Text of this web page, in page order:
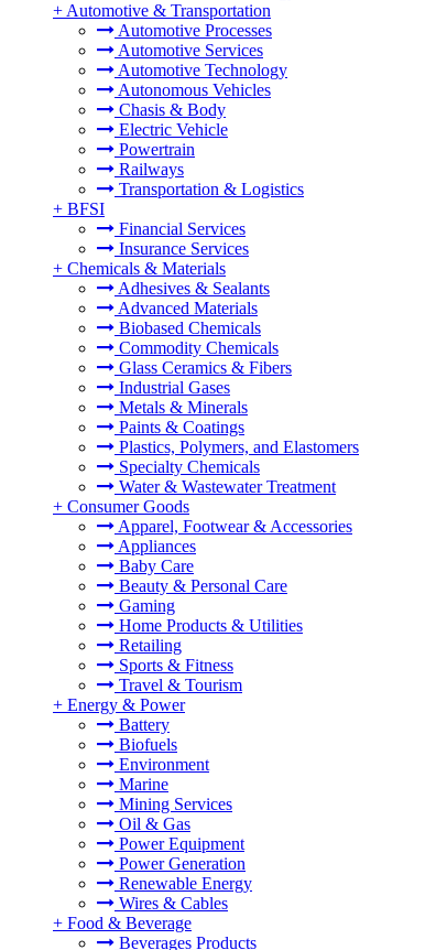
+ Automotive & Transportation
Automotive Processes
Automotive Services
Automotive Technology
Autonomous Vehicles
Chasis & Body
Electric Vehicle
Powertrain
Railways
Transportation & Logistics
+ BFSI
Financial Services
Insurance Services
+ Chemicals & Materials
Adhesives & Sealants
Advanced Materials
Biobased Chemicals
Commodity Chemicals
Glass Ceramics & Fibers
Industrial Gases
Metals & Minerals
Paints & Coatings
Plastics, Polymers, and Elastomers
Specialty Chemicals
Water & Wastewater Treatment
+ Consumer Goods
Apparel, Footwear & Accessories
Appliances
Baby Care
Beauty & Personal Care
Gaming
Home Products & Utilities
Retailing
Sports & Fitness
Travel & Tourism
+ Energy & Power
Battery
Biofuels
Environment
Marine
Mining Services
Oil & Gas
Power Equipment
Power Generation
Renewable Energy
Wires & Cables
+ Food & Beverage
Beverages Products